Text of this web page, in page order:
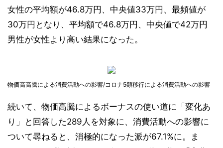
女性の平均額が46.8万円、中央値33万円、最頻値が
30万円となり、平均額で46.8万円、中央値で42万円
男性が女性より高い結果になった。
物価高高騰による消費活動への影響/コロナ5類移行による消費活動への影響
続いて、物価高騰によるボーナスの使い道に「変化あ
り」と回答した289人を対象に、消費活動への影響に
ついて尋ねると、消極的になった派が67.1%に。ま